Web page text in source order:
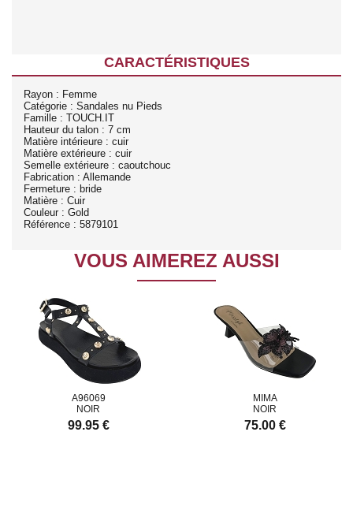
CARACTÉRISTIQUES
Rayon : Femme
Catégorie : Sandales nu Pieds
Famille : TOUCH.IT
Hauteur du talon : 7 cm
Matière intérieure : cuir
Matière extérieure : cuir
Semelle extérieure : caoutchouc
Fabrication : Allemande
Fermeture : bride
Matière : Cuir
Couleur : Gold
Référence : 5879101
VOUS AIMEREZ AUSSI
A96069
NOIR
99.95 €
MIMA
NOIR
75.00 €